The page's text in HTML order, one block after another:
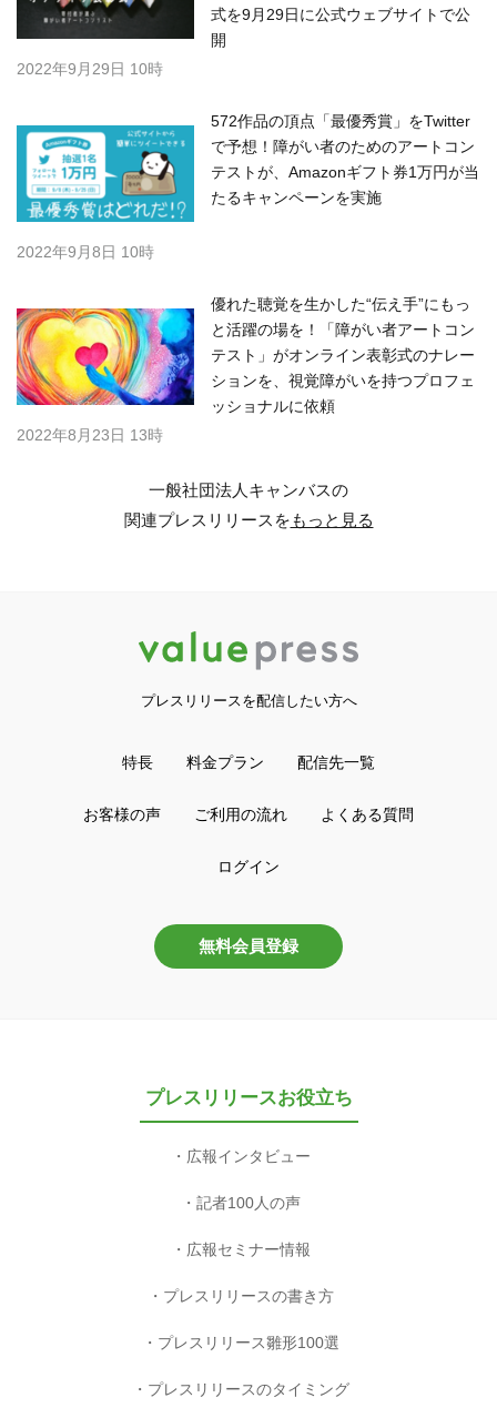
式を9月29日に公式ウェブサイトで公
開
2022年9月29日 10時
572作品の頂点「最優秀賞」をTwitter
で予想！障がい者のためのアートコン
テストが、Amazonギフト券1万円が当
たるキャンペーンを実施
2022年9月8日 10時
優れた聴覚を生かした“伝え手”にもっ
と活躍の場を！「障がい者アートコン
テスト」がオンライン表彰式のナレー
ションを、視覚障がいを持つプロフェ
ッショナルに依頼
2022年8月23日 13時
一般社団法人キャンバスの
関連プレスリリースをもっと見る
プレスリリースを配信したい方へ
特長 料金プラン 配信先一覧
お客様の声 ご利用の流れ よくある質問
ログイン
無料会員登録
プレスリリースお役立ち
広報インタビュー
記者100人の声
広報セミナー情報
プレスリリースの書き方
プレスリリース雛形100選
プレスリリースのタイミング